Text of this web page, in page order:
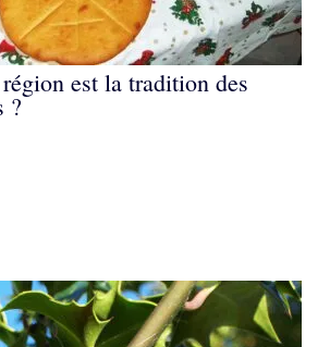
est la tradition des
?